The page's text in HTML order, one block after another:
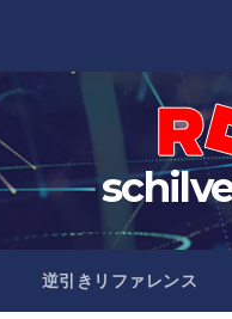
逆引きリファレンス